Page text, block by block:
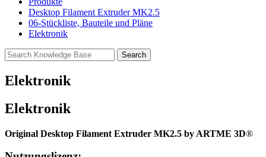
Desktop Filament Extruder MK2.5
06-Stückliste, Bauteile und Pläne
Elektronik
Elektronik
Elektronik
Original Desktop Filament Extruder MK2.5 by ARTME 3D®